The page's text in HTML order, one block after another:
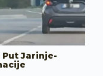
Jarinje-